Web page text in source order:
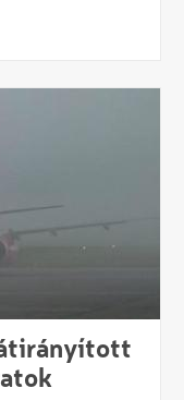
átirányított